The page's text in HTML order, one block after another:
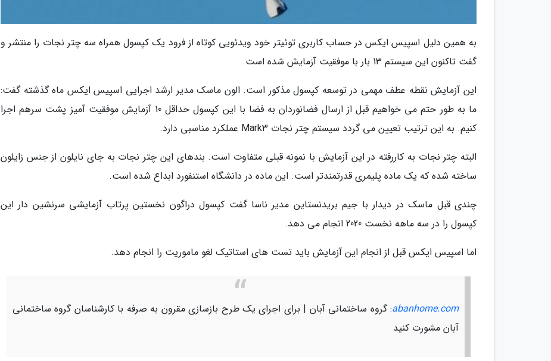
به همین دلیل اسپیس ایکس در حساب کاربری توئیتر خود ویدئویی کوتاه از فرود یک کپسول همراه سه چتر نجات را منتشر و
گفت تاکنون این سیستم 13 بار با موفقیت آزمایش شده است.
این آزمایش نقطه عطف مهمی در توسعه کپسول مذکور است. الون ماسک مدیر ارشد اجرایی اسپیس ایکس ماه گذشته گفت:
ما به طور حتم می خواهیم قبل از ارسال فضانوردان به فضا با این کپسول حداقل 10 آزمایش موفقیت آمیز پشت سرهم اجرا
کنیم. به این ترتیب تعیین می گردد سیستم چتر نجات Mark3 عملکرد مناسبی دارد.
البته چتر نجات به کاررفته در این آزمایش با نمونه قبلی متفاوت است. بندهای این چتر نجات به جای نایلون از جنس زایلون
ساخته شده که یک ماده پلیمری قدرتمندتر است. این ماده در دانشگاه استنفورد ابداع شده است.
چندی قبل ماسک در دیدار با جیم بریدنستاین مدیر ناسا گفت کپسول دراگون نخستین پرتاب آزمایشی سرنشین دار این
کپسول را در سه ماهه نخست 2020 انجام می دهد.
اما اسپیس ایکس قبل از انجام این آزمایش باید تست های استاتیک لغو ماموریت را انجام دهد.
abanhome.com: گروه ساختمانی آبان | برای اجرای یک طرح بازسازی مقرون به صرفه با کارشناسان گروه ساختمانی
آبان مشورت کنید